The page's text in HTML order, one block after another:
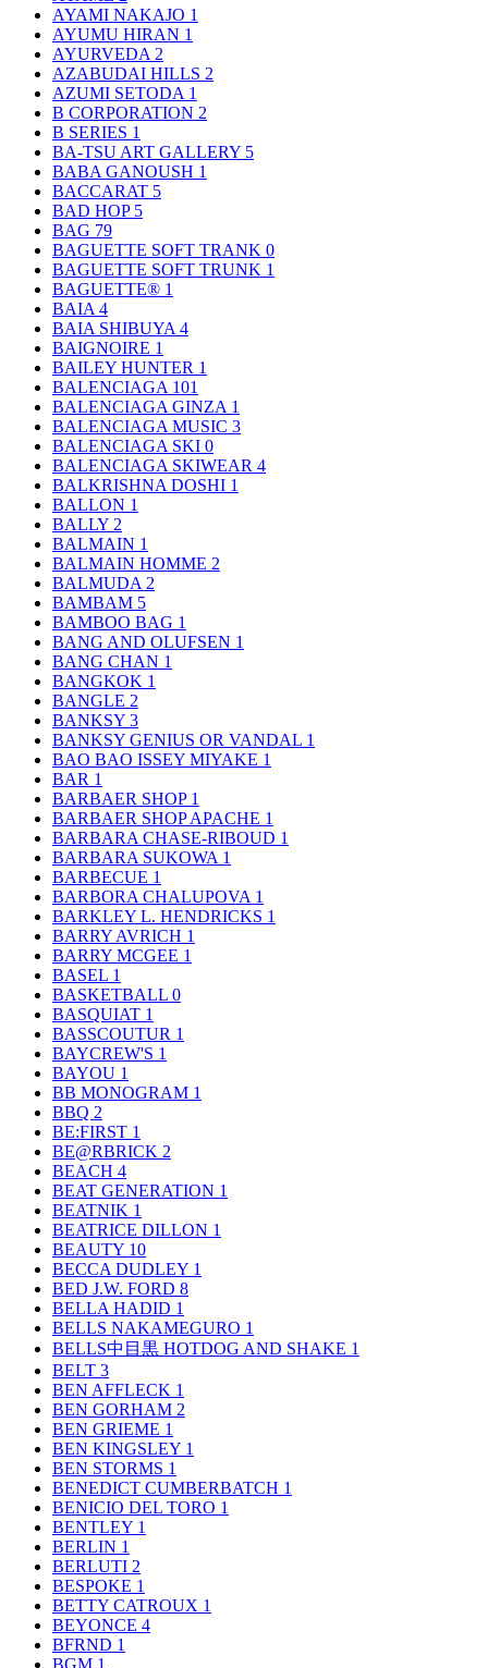
AYAMI NAKAJO 1
AYUMU HIRAN 1
AYURVEDA2
AZABUDAI HILLS 2
AZUMI SETODA 1
B CORPORATION 2
B SERIES 1
BA-TSU ART GALLERY 5
BABA GANOUSH 1
BACCARAT 5
BAD HOP 5
BAG 79
BAGUETTE SOFT TRANK 0
BAGUETTE SOFT TRUNK 1
BAGUETTE® 1
BAIA4
BAIA SHIBUYA4
BAIGNOIRE 1
BAILEY HUNTER 1
BALENCIAGA 101
BALENCIAGA GINZA 1
BALENCIAGA MUSIC 3
BALENCIAGA SKI 0
BALENCIAGA SKIWEAR 4
BALKRISHNA DOSHI 1
BALLON 1
BALLY 2
BALMAIN 1
BALMAIN HOMME 2
BALMUDA2
BAMBAM 5
BAMBOO BAG 1
BANG AND OLUFSEN 1
BANG CHAN 1
BANGKOK 1
BANGLE 2
BANKSY 3
BANKSY GENIUS OR VANDAL 1
BAO BAO ISSEY MIYAKE 1
BAR 1
BARBAER SHOP 1
BARBAER SHOP APACHE 1
BARBARA CHASE-RIBOUD 1
BARBARA SUKOWA 1
BARBECUE 1
BARBORA CHALUPOVA 1
BARKLEY L. HENDRICKS 1
BARRY AVRICH 1
BARRY MCGEE 1
BASEL 1
BASKETBALL 0
BASQUIAT 1
BASSCOUTUR 1
BAYCREW'S 1
BAYOU 1
BB MONOGRAM 1
BBQ 2
BE:FIRST 1
BE@RBRICK 2
BEACH 4
BEAT GENERATION 1
BEATNIK 1
BEATRICE DILLON 1
BEAUTY 10
BECCA DUDLEY 1
BED J.W. FORD 8
BELLA HADID 1
BELLS NAKAMEGURO 1
BELLS中目黒 HOTDOG AND SHAKE 1
BELT 3
BEN AFFLECK 1
BEN GORHAM 2
BEN GRIEME 1
BEN KINGSLEY 1
BEN STORMS 1
BENEDICT CUMBERBATCH 1
BENICIO DEL TORO 1
BENTLEY 1
BERLIN 1
BERLUTI 2
BESPOKE 1
BETTY CATROUX 1
BEYONCE 4
BFRND 1